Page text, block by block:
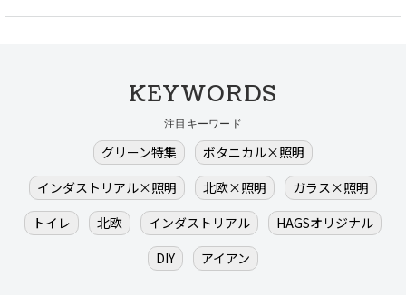
KEYWORDS
注目キーワード
グリーン特集
ボタニカル×照明
インダストリアル×照明
北欧×照明
ガラス×照明
トイレ
北欧 インダストリアル
HAGSオリジナル
DIY
アイアン